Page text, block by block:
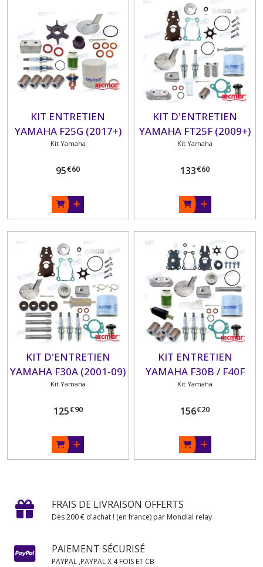
KIT ENTRETIEN
YAMAHA F25G (2017+)
Kit Yamaha
95€60
KIT D'ENTRETIEN
YAMAHA FT25F (2009+)
Kit Yamaha
133€60
KIT D'ENTRETIEN
YAMAHA F30A (2001-09)
Kit Yamaha
125€90
KIT ENTRETIEN
YAMAHA F30B / F40F
(2009+)
Kit Yamaha
156€20
FRAIS DE LIVRAISON OFFERTS
Dès 200 € d'achat ! (en france) par Mondial relay
PAIEMENT SÉCURISÉ
PAYPAL ,PAYPAL X 4 FOIS ET CB